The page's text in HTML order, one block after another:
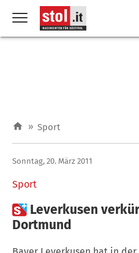
» Sport
Sport
Sonntag, 20. März 2011
 Leverkusen
Dortmund